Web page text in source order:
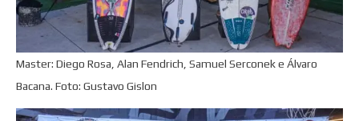
Master: Diego Rosa, Alan Fendrich, Samuel Serconek e Álvaro
Bacana. Foto: Gustavo Gislon